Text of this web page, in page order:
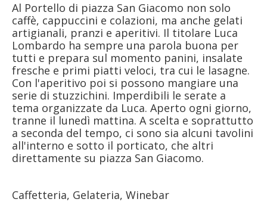
Al Portello di piazza San Giacomo non solo
caffè, cappuccini e colazioni, ma anche gelati
artigianali, pranzi e aperitivi. Il titolare Luca
Lombardo ha sempre una parola buona per
tutti e prepara sul momento panini, insalate
fresche e primi piatti veloci, tra cui le lasagne.
Con l'aperitivo poi si possono mangiare una
serie di stuzzichini. Imperdibili le serate a
tema organizzate da Luca. Aperto ogni giorno,
tranne il lunedì mattina. A scelta e soprattutto
a seconda del tempo, ci sono sia alcuni tavolini
all'interno e sotto il porticato, che altri
direttamente su piazza San Giacomo.
Caffetteria, Gelateria, Winebar